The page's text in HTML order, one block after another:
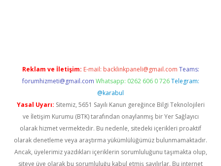
Reklam ve İletişim: E-mail: backlinkpaneli@gmail.com Teams:
forumhizmeti@gmail.com Whatsapp: 0262 606 0 726 Telegram:
@karabul
Yasal Uyarı: Sitemiz, 5651 Sayılı Kanun gereğince Bilgi Teknolojileri
ve İletişim Kurumu (BTK) tarafından onaylanmış bir Yer Sağlayıcı
olarak hizmet vermektedir. Bu nedenle, sitedeki içerikleri proaktif
olarak denetleme veya araştırma yükümlülüğümüz bulunmamaktadır.
Ancak, üyelerimiz yazdıkları içeriklerin sorumluluğunu taşımakta olup,
siteye üye olarak bu sorumluluğu kabul etmiş sayılırlar. Bu internet